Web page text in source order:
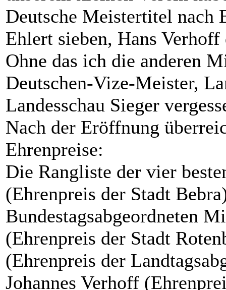
Deutsche Meistertitel nach
Ehlert sieben, Hans
Ohne das ich die anderen
Deutschen-Vize-Meister,
Landesschau Sieger
Nach der Eröffnung
Ehrenpreise:
Die Rangliste der vier
(Ehrenpreis der Stadt
Bundestagsabgeordneten
(Ehrenpreis der Stadt
(Ehrenpreis der
Johannes Verhoff